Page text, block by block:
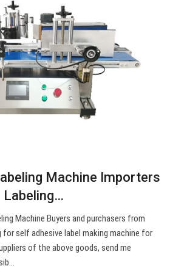
Machine Importers
Labeling…
Machine Buyers and purchasers from
for self adhesive label making machine for
of the above goods, send me